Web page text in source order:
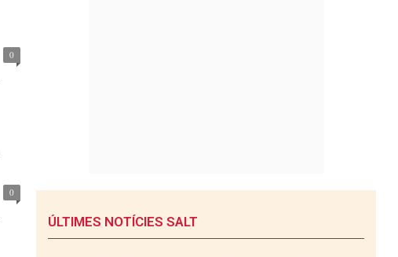
0
0
ÚLTIMES NOTÍCIES SALT